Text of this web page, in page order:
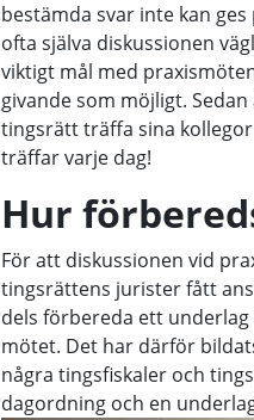
bestämda svar inte kan
ofta själva diskussionen
viktigt mål med
givande som möjligt.
tingsrätt träffa sina
träffar varje dag!
Hur
För att diskussionen vid
tingsrättens jurister fått
dels förbereda ett
mötet. Det har därför
några tingsfiskaler och
dagordning och en